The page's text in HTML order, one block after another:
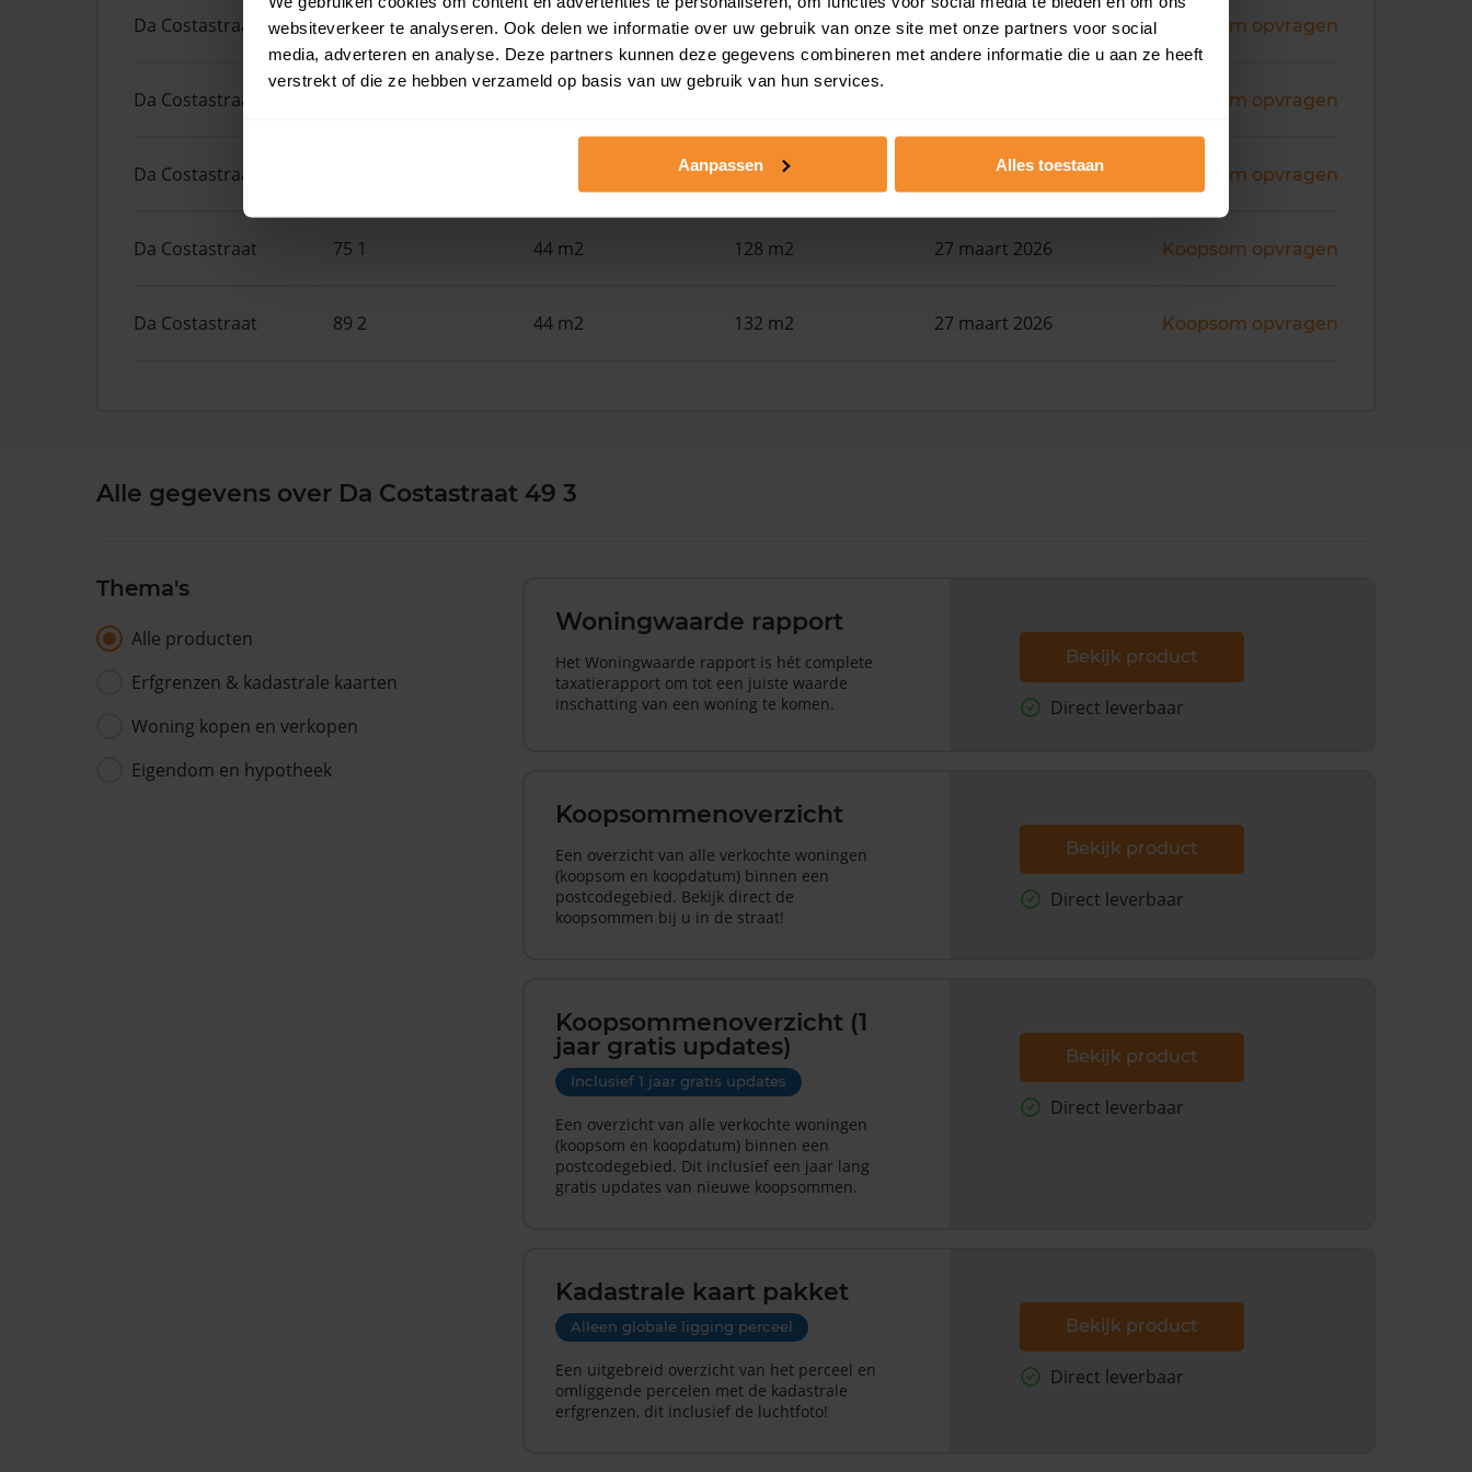
websiteverkeer te analyseren. Ook delen we informatie over uw gebruik van onze site met onze partners voor social
media, adverteren en analyse. Deze partners kunnen deze gegevens combineren met andere informatie die u aan ze heeft
verstrekt of die ze hebben verzameld op basis van uw gebruik van hun services.
Aanpassen Alles toestaan
Da Costastraat 98 34 m2 305 m2 22 juni 2026 Koopsom opvragen
Da Costastraat Koopsom opvragen
Da Costastraat 132 m2 29 mei 2026 Koopsom opvragen
Da Costastraat 75 1 44 m2 128 m2 27 maart 2026 Koopsom opvragen
Da Costastraat 89 2 44 m2 132 m2 27 maart 2026 Koopsom opvragen
Alle gegevens over Da Costastraat 49 3
Thema's
Alle producten
Erfgrenzen & kadastrale kaarten
Woning kopen en verkopen
Eigendom en hypotheek
Woningwaarde rapport
Het Woningwaarde rapport is hét complete
taxatierapport om tot een juiste waarde
inschatting van een woning te komen.
Bekijk product
Direct leverbaar
Koopsommenoverzicht
Een overzicht van alle verkochte woningen
(koopsom en koopdatum) binnen een
postcodegebied. Bekijk direct de
koopsommen bij u in de straat!
Bekijk product
Direct leverbaar
Koopsommenoverzicht (1
jaar gratis updates)
Inclusief 1 jaar gratis updates
Een overzicht van alle verkochte woningen
(koopsom en koopdatum) binnen een
postcodegebied. Dit inclusief een jaar lang
gratis updates van nieuwe koopsommen.
Bekijk product
Direct leverbaar
Kadastrale kaart pakket
Alleen globale ligging perceel
Een uitgebreid overzicht van het perceel en
omliggende percelen met de kadastrale
erfgrenzen, dit inclusief de luchtfoto!
Bekijk product
Direct leverbaar